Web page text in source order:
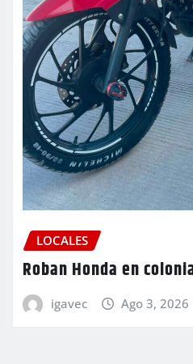
LOCALES
Roban Honda en
igavec Ago 3, 2026